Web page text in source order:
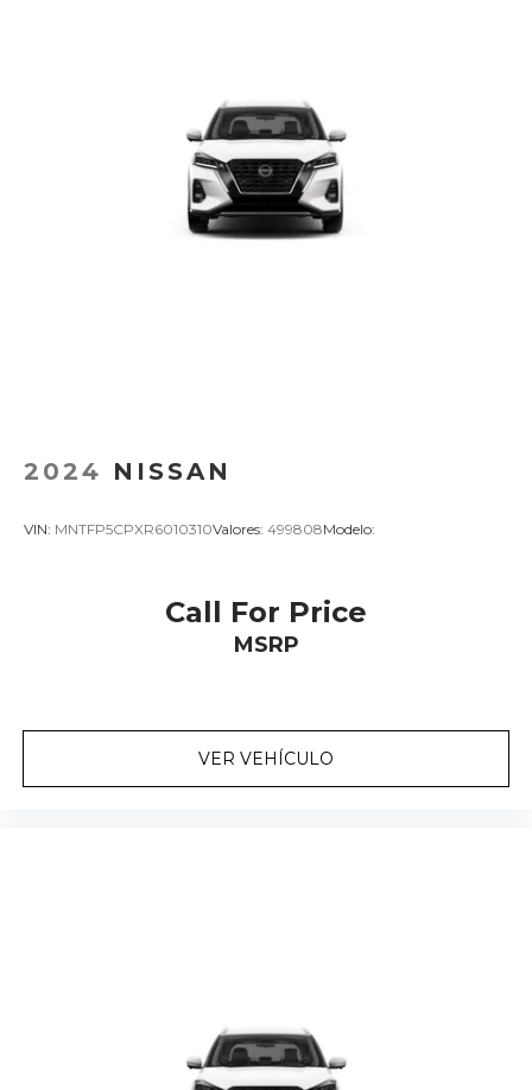
2024 NISSAN
VIN: MNTFP5CPXR6010310Valores: 499808Modelo:
Call For Price
MSRP
VER VEHÍCULO